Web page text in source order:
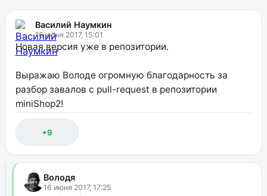
Василий Наумкин
16 июня 2017, 15:01
Новая версия уже в репозитории.
Выражаю Володе огромную благодарность за
разбор завалов с pull-request в репозитории
miniShop2!
+9
Володя
16 июня 2017, 17:25